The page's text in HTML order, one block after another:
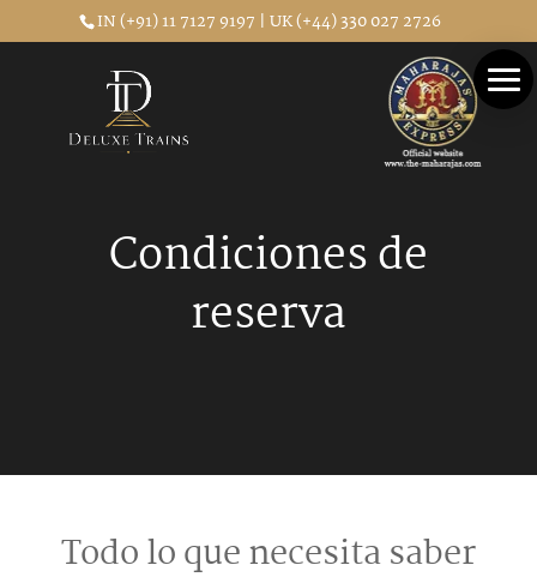
IN (+91) 11 7127 9197 | UK (+44) 330 027 2726
Condiciones de
reserva
Todo lo que necesita saber